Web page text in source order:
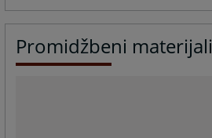
Promidžbeni materijali